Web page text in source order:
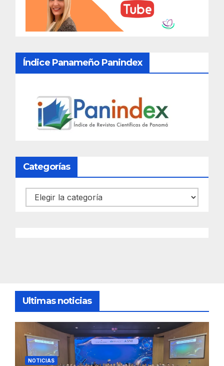
Índice Panameño Panindex
Categorías
Categorías
Ultimas noticias
NOTICIAS